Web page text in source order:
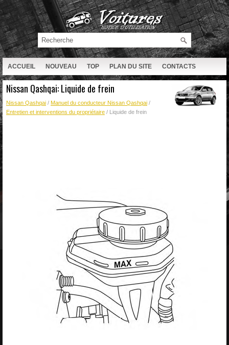
ACCUEIL NOUVEAU TOP PLAN DU SITE CONTACTS
RECHERCHE
Nissan Qashqai: Liquide de frein
Nissan Qashqai / Manuel du conducteur Nissan Qashqai /
Entretien et interventions du propriétaire / Liquide de frein